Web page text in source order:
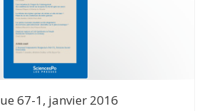
67-1, janvier 2016